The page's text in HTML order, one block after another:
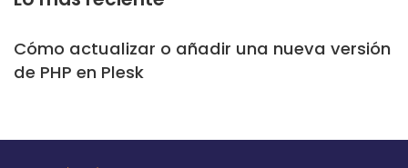
Cómo actualizar o añadir una nueva versión
de PHP en Plesk